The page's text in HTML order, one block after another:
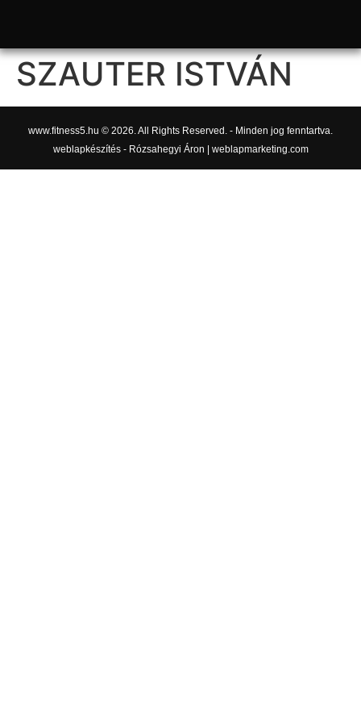
SZAUTER ISTVÁN
www.fitness5.hu © 2026. All Rights Reserved. - Minden jog fenntartva.
weblapkészítés - Rózsahegyi Áron | weblapmarketing.com